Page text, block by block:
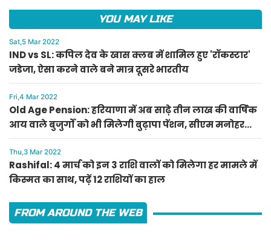
YOU MAY LIKE
Sat,5 Mar 2022
IND vs SL: कपिल देव के खास क्लब में शामिल हुए 'रॉकस्टार'
जडेजा, ऐसा करने वाले बने मात्र दूसरे भारतीय
Fri,4 Mar 2022
Old Age Pension: हरियाणा में अब साढ़े तीन लाख की वार्षिक
आय वाले बुजुर्गों को भी मिलेगी बुढ़ापा पेंशन, सीएम मनोहर
लाल का ऐलान
Thu,3 Mar 2022
Rashifal: 4 मार्च को इन 3 राशि वालों को मिलेगा हर मामले में
किस्मत का साथ, पढ़ें 12 राशियों का हाल
FROM AROUND THE WEB